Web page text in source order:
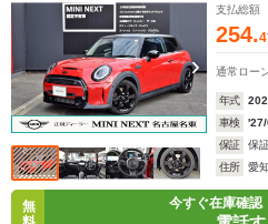
支払総額
254.4
通常ロー
年式
車検
保証
保
住所
愛
無
今すぐ在庫確認